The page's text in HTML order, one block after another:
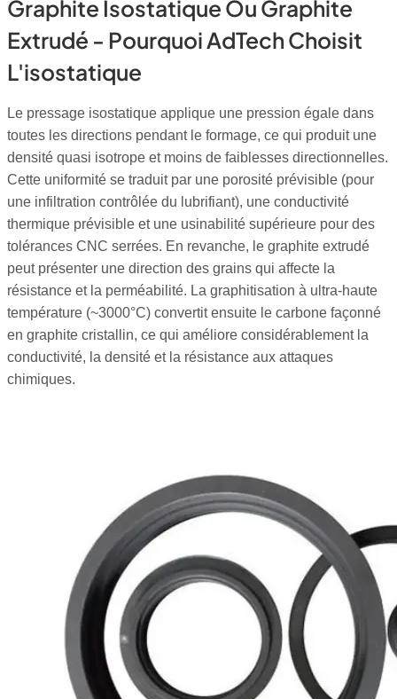
Graphite Isostatique Ou Graphite
Extrudé - Pourquoi AdTech Choisit
L'isostatique
Le pressage isostatique applique une pression égale dans
toutes les directions pendant le formage, ce qui produit une
densité quasi isotrope et moins de faiblesses directionnelles.
Cette uniformité se traduit par une porosité prévisible (pour
une infiltration contrôlée du lubrifiant), une conductivité
thermique prévisible et une usinabilité supérieure pour des
tolérances CNC serrées. En revanche, le graphite extrudé
peut présenter une direction des grains qui affecte la
résistance et la perméabilité. La graphitisation à ultra-haute
température (~3000°C) convertit ensuite le carbone façonné
en graphite cristallin, ce qui améliore considérablement la
conductivité, la densité et la résistance aux attaques
chimiques.